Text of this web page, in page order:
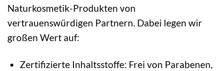
Naturkosmetik-Produkten von
vertrauenswürdigen Partnern. Dabei legen wir
großen Wert auf:
Zertifizierte Inhaltsstoffe: Frei von Parabenen,